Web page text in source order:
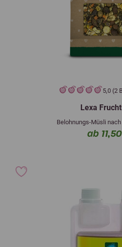
5,0 (2
Lexa
Belohnungs-Müsli
ab